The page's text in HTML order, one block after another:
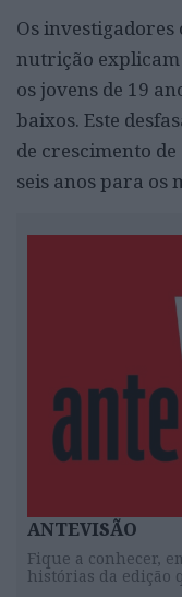
Os
nutrição explicam
os jovens de 19
baixos. Este
de crescimento
seis anos para os
ANTEVISÃO
Fique a conhecer,
histórias da edição